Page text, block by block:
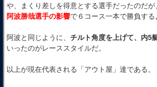
や、まくり差しを得意とする選手だったのだ
阿波勝哉選手の影響で６コース一本で勝負する
阿波と同じように、 チルト角度を上げて、内5
いったのがレーススタイルだ。
以上が現在代表される「アウト屋」達である。